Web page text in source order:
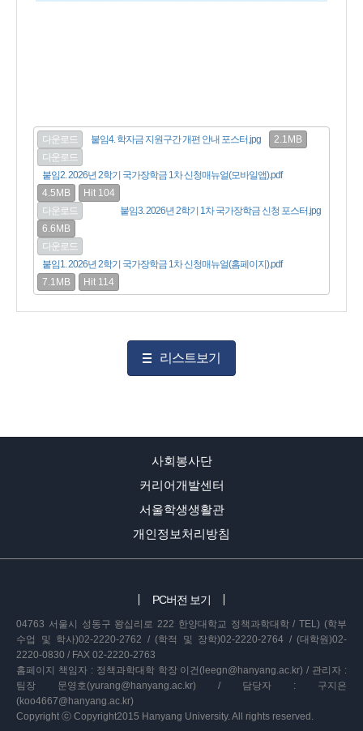
다운로드 붙임4. 학자금 지원구간 개편 안내 포스터.jpg
2.1MB
다운로드
붙임2. 2026년 2학기 국가장학금 1차 신청매뉴얼(모바일앱).pdf
4.5MB
Hit 104
다운로드
붙임3. 2026년 2학기 1차 국가장학금 신청 포스터.jpg
6.6MB
다운로드
붙임1. 2026년 2학기 국가장학금 1차 신청매뉴얼(홈페이지).pdf
7.1MB
Hit 114
리스트보기
사회봉사단
커리어개발센터
서울학생생활관
개인정보처리방침
PC버전 보기
04763 서울시 성동구 왕십리로 222 한양대학교 정책과학대학 / TEL) (학부
수업 및 학사)02-2220-2762 / (학적 및 장학)02-2220-2764 / (대학원)02-
2220-0830 / FAX 02-2220-2763
홈페이지 책임자 : 정책과학대학 학장 이건(leegn@hanyang.ac.kr) / 관리자 :
팀장 문영호(yurang@hanyang.ac.kr) / 담당자 : 구지은
(koo4667@hanyang.ac.kr)
Copyright ⓒ Copyright2015 Hanyang University. All rights reserved.